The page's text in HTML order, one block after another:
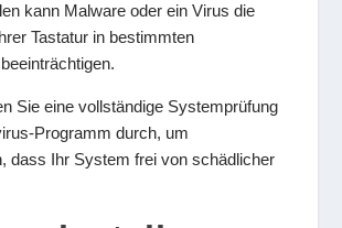
kann Malware oder ein Virus die
Tastatur in bestimmten
Sie eine vollständige Systemprüfung
Programm durch, um
dass Ihr System frei von schädlicher